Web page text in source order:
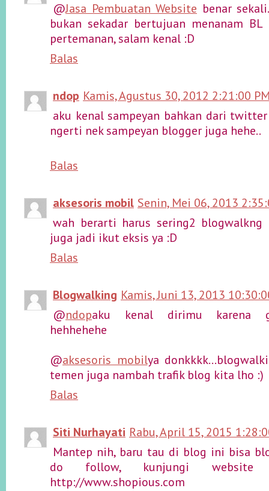
@Jasa Pembuatan Website benar
bukan sekadar bertujuan menanam
pertemanan, salam kenal :D
Balas
ndop Kamis, Agustus 30, 2012 2:21:00
aku kenal sampeyan bahkan dari
ngerti nek sampeyan blogger juga hehe..
Balas
aksesoris mobil Senin, Mei 06, 2013
wah berarti harus sering2
juga jadi ikut eksis ya :D
Balas
Blogwalking Kamis, Juni 13, 2013
@ndopaku kenal dirimu karena
hehhehehe
@aksesoris mobilya
temen juga nambah trafik blog kita lho :)
Balas
Siti Nurhayati Rabu, April 15, 2015
Mantep nih, baru tau di blog ini bisa
do follow, kunjungi
http://www.shopious.com